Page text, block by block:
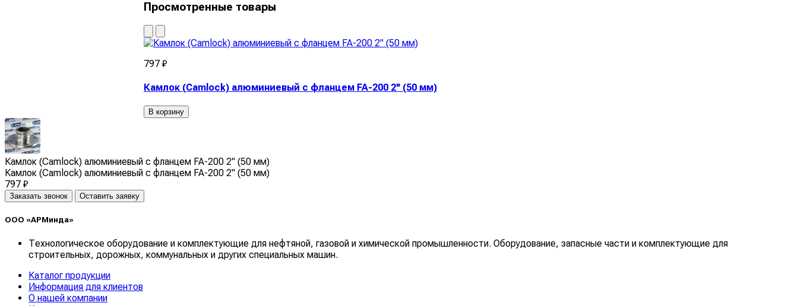
Просмотренные товары
797 ₽
Камлок (Camlock) алюминиевый с фланцем FA-200 2" (50 мм)
В корзину
Камлок (Camlock) алюминиевый с фланцем FA-200 2" (50 мм)
Камлок (Camlock) алюминиевый с фланцем FA-200 2" (50 мм)
797 ₽
Заказать звонок Оставить заявку
ООО «АРМинда»
Технологическое оборудование и комплектующие для нефтяной, газовой и химической промышленности. Оборудование, запасные части и комплектующие для
строительных, дорожных, коммунальных и других специальных машин.
Каталог продукции
Информация для клиентов
О нашей компании